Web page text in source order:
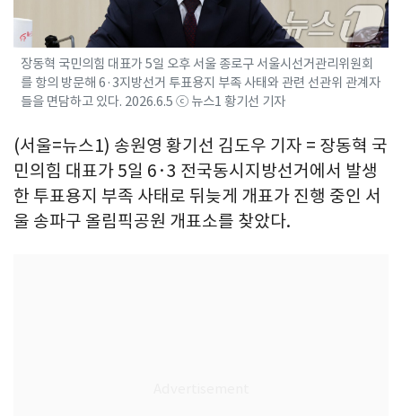
장동혁 국민의힘 대표가 5일 오후 서울 종로구 서울시선거관리위원회
를 항의 방문해 6·3지방선거 투표용지 부족 사태와 관련 선관위 관계자
들을 면담하고 있다. 2026.6.5 ⓒ 뉴스1 황기선 기자
(서울=뉴스1) 송원영 황기선 김도우 기자 = 장동혁 국
민의힘 대표가 5일 6·3 전국동시지방선거에서 발생
한 투표용지 부족 사태로 뒤늦게 개표가 진행 중인 서
울 송파구 올림픽공원 개표소를 찾았다.